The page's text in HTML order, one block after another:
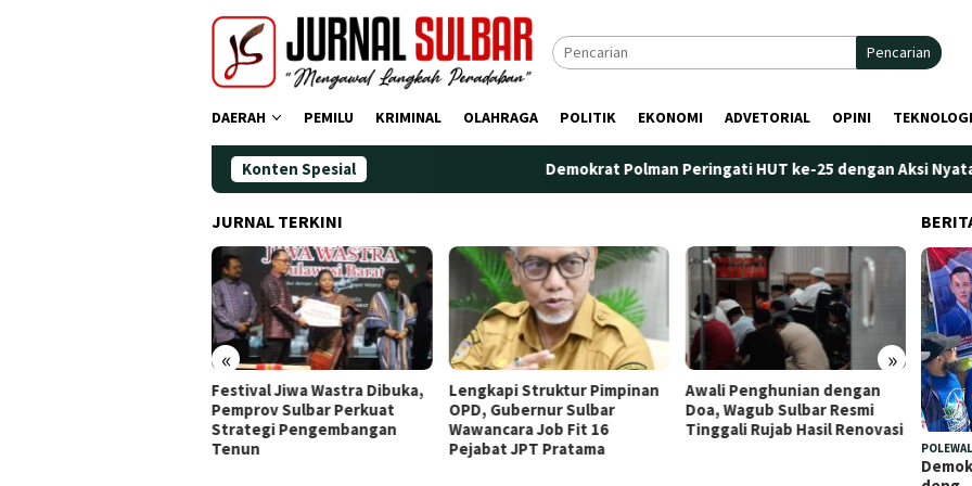
Pencarian
DAERAH PEMILU KRIMINAL OLAHRAGA POLITIK EKONOMI ADVETORIAL OPINI TEKNOLOGI
Konten Spesial Demokrat Polman Peringati HUT ke-25 dengan Aksi Nyata di Pantai
JURNAL TERKINI
« »
Lengkapi Struktur Pimpinan
OPD, Gubernur Sulbar
Wawancara Job Fit 16
Pejabat JPT Pratama
Awali Penghunian dengan
Doa, Wagub Sulbar Resmi
Tinggali Rujab Hasil Renovasi
Plt. Kepala Bapperida Sulbar
Tekankan Sinergi
Perencanaan dan Penguatan